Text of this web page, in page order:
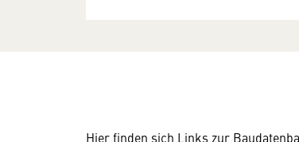
Hier finden sich Links zur